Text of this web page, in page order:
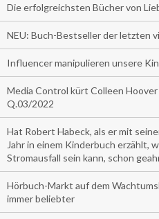
Die erfolgreichsten Bücher von
NEU: Buch-Bestseller der letzten
Influencer manipulieren unsere
Media Control kürt Colleen
Q.03/2022
Hat Robert Habeck, als er mit
Jahr in einem Kinderbuch erzählt,
Stromausfall sein kann, schon
Hörbuch-Markt auf dem
immer beliebter